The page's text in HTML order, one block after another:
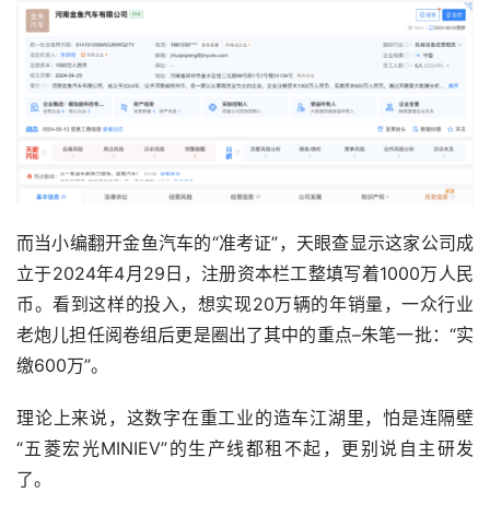
而当小编翻开金鱼汽车的“准考证”，天眼查显示这家公司成
立于2024年4月29日，注册资本栏工整填写着1000万人民
币。看到这样的投入，想实现20万辆的年销量，一众行业
老炮儿担任阅卷组后更是圈出了其中的重点–朱笔一批：“实
缴600万”。
理论上来说，这数字在重工业的造车江湖里，怕是连隔壁
“五菱宏光MINIEV”的生产线都租不起，更别说自主研发
了。